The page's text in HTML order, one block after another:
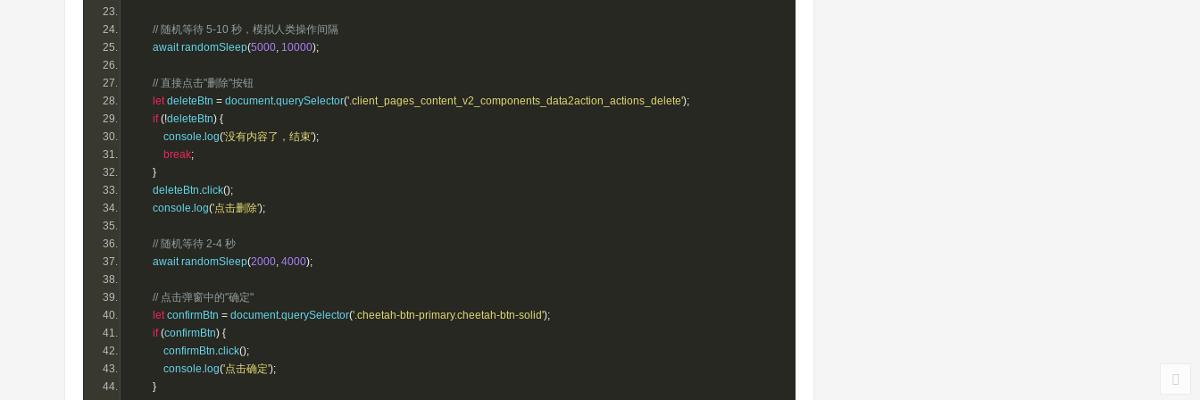
// 随机等待 5-10 秒，模拟人类操作间隔
        await randomSleep
(5000, 10000);
// 直接点击"删除"按钮
let deleteBtn = document.querySelector('.client_pages_content_v2_components_data2action_actions_delete');
if (!deleteBtn) {
            console
. log('没有内容了，结束');
break;
}
        deleteBtn
.click();
        console
. log('点击删除');
// 随机等待 2-4 秒
        await randomSleep
(2000, 4000);
// 点击弹窗中的"确定"
let confirmBtn = document.querySelector('.cheetah-btn-primary.cheetah-btn-solid');
if (confirmBtn) {
            confirmBtn
.click();
            console
. log('点击确定');
}